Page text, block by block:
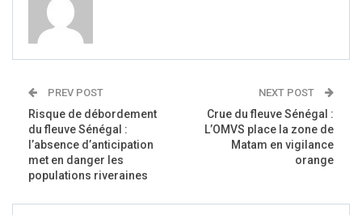
PREV POST
Risque de débordement
du fleuve Sénégal :
l’absence d’anticipation
met en danger les
populations riveraines
NEXT POST
Crue du fleuve Sénégal :
L’OMVS place la zone de
Matam en vigilance
orange